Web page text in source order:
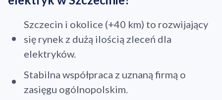
Szczecin i okolice (+40 km) to rozwijający
się rynek z dużą ilością zleceń dla
elektryków.
Stabilna współpraca z uznaną firmą o
zasięgu ogólnopolskim.